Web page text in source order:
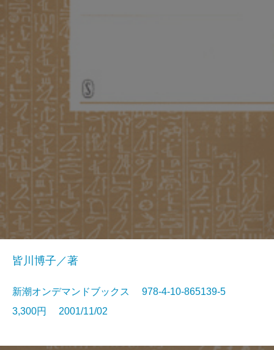
皆川博子／著
新潮オンデマンドブックス 978-4-10-865139-5
3,300円 2001/11/02